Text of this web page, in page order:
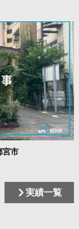
宮市
実績一覧